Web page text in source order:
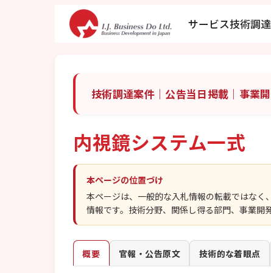
サービス技術調
技術調達案件｜公告当日掲載｜事業
内視鏡システム一式
本ページの位置づけ
本ページは、一般的な入札情報の転載ではな
情報です。技術分野、関係し得る部門、事業開
概要 官報・公告原文 技術的な着眼点